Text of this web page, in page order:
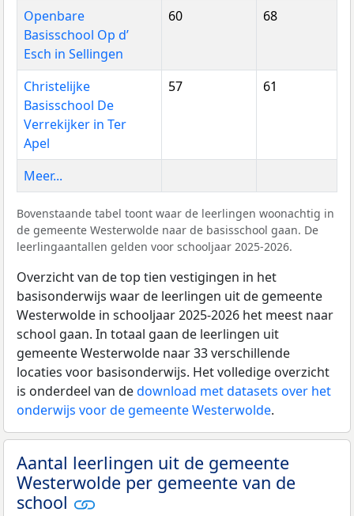
Openbare
Basisschool Op d’
Esch in Sellingen
60 68
Christelijke
Basisschool De
Verrekijker in Ter
Apel
57 61
Meer...
Bovenstaande tabel toont waar de leerlingen woonachtig in
de gemeente Westerwolde naar de basisschool gaan. De
leerlingaantallen gelden voor schooljaar 2025-2026.
Overzicht van de top tien vestigingen in het
basisonderwijs waar de leerlingen uit de gemeente
Westerwolde in schooljaar 2025-2026 het meest naar
school gaan. In totaal gaan de leerlingen uit
gemeente Westerwolde naar 33 verschillende
locaties voor basisonderwijs. Het volledige overzicht
is onderdeel van dedownload met datasets over het
onderwijs voor de gemeente Westerwolde.
Aantal leerlingen uit de gemeente
Westerwolde per gemeente van de
school